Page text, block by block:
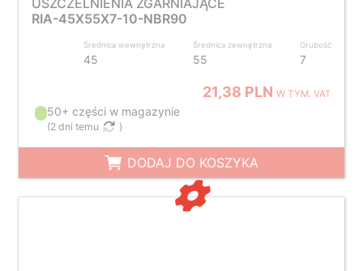
USZCZELNIENIA ZGARNIAJĄCE
RIA-45X55X7-10-NBR90
Średnica wewnętrzna
45
Średnica zewnętrzna
55
Grubość
7
21,38 PLNW TYM. VAT
50+ części w magazynie
(2 dni temu )
DODAJ DO KOSZYKA